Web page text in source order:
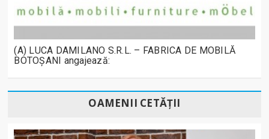
(A) LUCA DAMILANO S.R.L. – FABRICA DE MOBILĂ
BOTOȘANI angajează:
OAMENII CETĂȚII